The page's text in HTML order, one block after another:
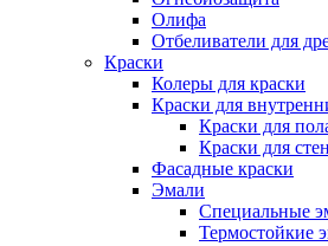
Олифа
Отбеливатели для
Краски
Колеры для краски
Краски для
Краски для
Краски для
Фасадные краски
Эмали
Специальные
Термостойкие